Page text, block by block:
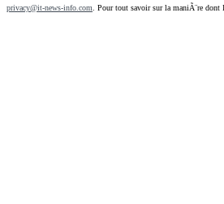
privacy@it-news-info.com . Pour tout savoir sur la maniÃ¨re